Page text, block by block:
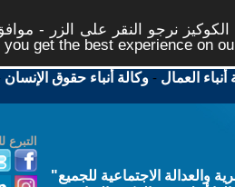
نرجو النقر على الزر -
get the best experience on
أنباء العمال -وكالة أنباء حقوق الإنسان
التبرع
الاجتماعية للجميع"